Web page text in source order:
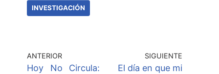
INVESTIGACIÓN
ANTERIOR
Hoy No Circula:
SIGUIENTE
El día en que mi